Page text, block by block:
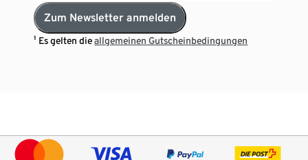
Zum Newsletter anmelden
¹ Es gelten dieallgemeinen Gutscheinbedingungen